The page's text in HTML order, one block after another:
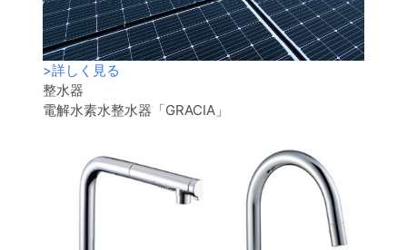
>詳しく見る
整水器
電解水素水整水器「GRACIA」